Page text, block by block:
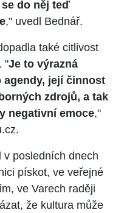
do něj teď
," uvedl Bednář.
také citlivost
"Je to výrazná
agendy, její činnost
zdrojů, a tak
negativní emoce,"
v posledních dnech
pískot, ve veřejné
ve Varech raději
že kultura může